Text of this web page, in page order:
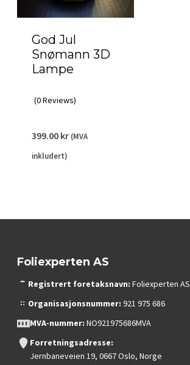
God Jul
Snømann 3D
Lampe
(0 Reviews)
399.00 kr (MVA
inkludert)
Foliexperten AS
Registrert foretaksnavn: Foliexperten AS
Organisasjonsnummer: 921 975 686
MVA-nummer: NO921975686MVA
Forretningsadresse:
Jernbaneveien 19, 0667 Oslo, Norge